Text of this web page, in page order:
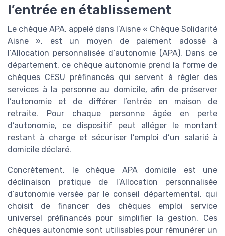
l’entrée en établissement
Le chèque APA, appelé dans l’Aisne « Chèque Solidarité
Aisne », est un moyen de paiement adossé à
l’Allocation personnalisée d’autonomie (APA). Dans ce
département, ce chèque autonomie prend la forme de
chèques CESU préfinancés qui servent à régler des
services à la personne au domicile, afin de préserver
l’autonomie et de différer l’entrée en maison de
retraite. Pour chaque personne âgée en perte
d’autonomie, ce dispositif peut alléger le montant
restant à charge et sécuriser l’emploi d’un salarié à
domicile déclaré.
Concrètement, le chèque APA domicile est une
déclinaison pratique de l’Allocation personnalisée
d’autonomie versée par le conseil départemental, qui
choisit de financer des chèques emploi service
universel préfinancés pour simplifier la gestion. Ces
chèques autonomie sont utilisables pour rémunérer un